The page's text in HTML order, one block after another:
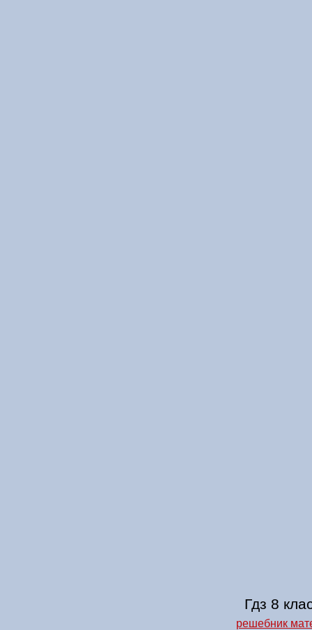
Гдз 8
решебник